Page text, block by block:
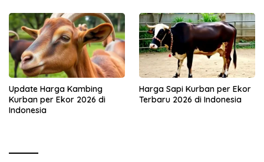
Update Harga Kambing
Kurban per Ekor 2026 di
Indonesia
Harga Sapi Kurban per Ekor
Terbaru 2026 di Indonesia